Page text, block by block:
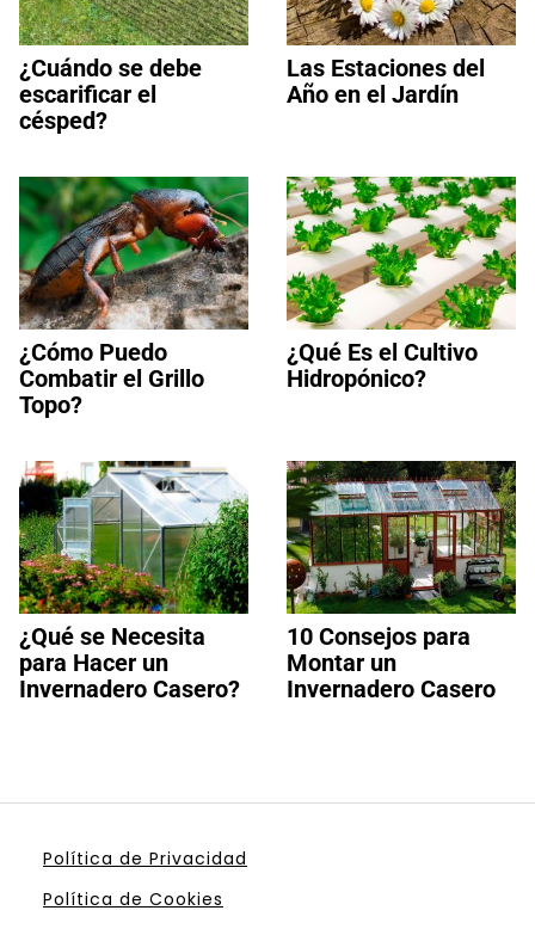
¿Cuándo se debe
escarificar el
césped?
Las Estaciones del
Año en el Jardín
¿Cómo Puedo
Combatir el Grillo
Topo?
¿Qué Es el Cultivo
Hidropónico?
¿Qué se Necesita
para Hacer un
Invernadero Casero?
10 Consejos para
Montar un
Invernadero Casero
Política de Privacidad
Política de Cookies